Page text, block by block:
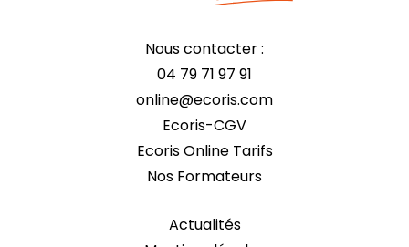
Nous contacter :
04 79 71 97 91
online@ecoris.com
Ecoris-CGV
Ecoris Online Tarifs
Nos Formateurs
Actualités